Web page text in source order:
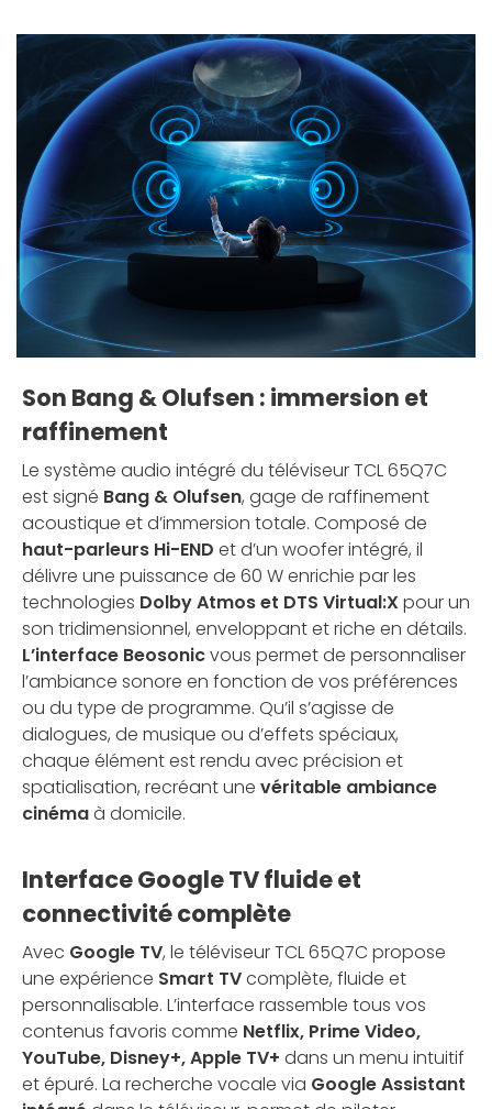
Son Bang & Olufsen : immersion et
raffinement
Le système audio intégré du téléviseur TCL 65Q7C
est signé Bang & Olufsen, gage de raffinement
acoustique et d’immersion totale. Composé de
haut-parleurs Hi-END et d’un woofer intégré, il
délivre une puissance de 60 W enrichie par les
technologies Dolby Atmos et DTS Virtual:X pour un
son tridimensionnel, enveloppant et riche en détails.
L’interface Beosonicvous permet de personnaliser
l’ambiance sonore en fonction de vos préférences
ou du type de programme. Qu’il s’agisse de
dialogues, de musique ou d’effets spéciaux,
chaque élément est rendu avec précision et
spatialisation, recréant une véritable ambiance
cinémaà domicile.
Interface Google TV fluide et
connectivité complète
Avec Google TV, le téléviseur TCL 65Q7C propose
une expérience Smart TVcomplète, fluide et
personnalisable. L’interface rassemble tous vos
contenus favoris comme Netflix, Prime Video,
YouTube, Disney+, Apple TV+ dans un menu intuitif
et épuré. La recherche vocale via Google Assistant